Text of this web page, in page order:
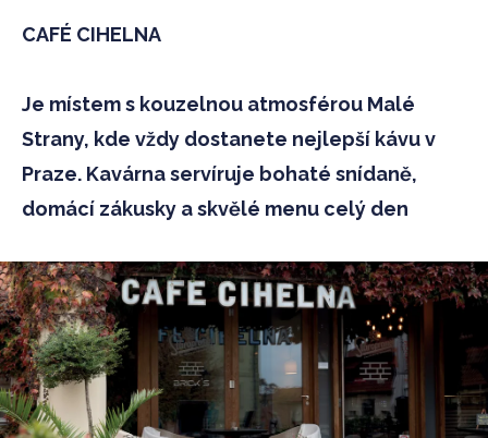
CAFÉ CIHELNA
Je místem s kouzelnou atmosférou Malé
Strany, kde vždy dostanete nejlepší kávu v
Praze. Kavárna servíruje bohaté snídaně,
domácí zákusky a skvělé menu celý den